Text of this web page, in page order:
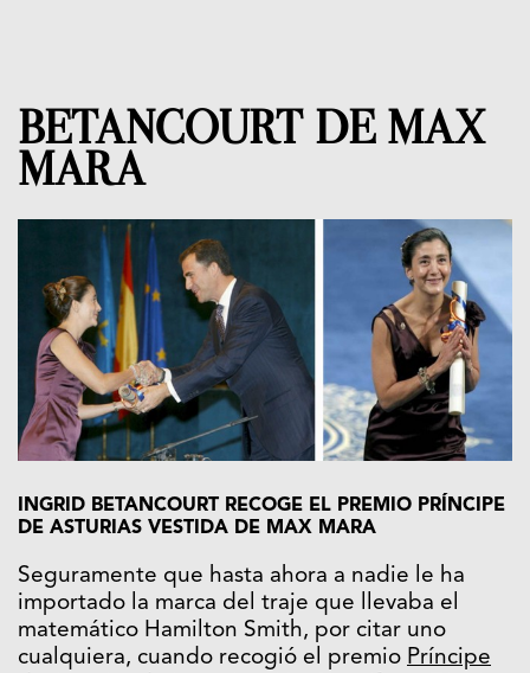
BETANCOURT DE MAX
MARA
INGRID BETANCOURT RECOGE EL PREMIO PRÍNCIPE
DE ASTURIAS VESTIDA DE MAX MARA
Seguramente que hasta ahora a nadie le ha
importado la marca del traje que llevaba el
matemático Hamilton Smith, por citar uno
cualquiera, cuando recogió el premio Príncipe